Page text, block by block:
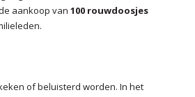
aankoop van 100 rouwdoosjes
of beluisterd worden. In het